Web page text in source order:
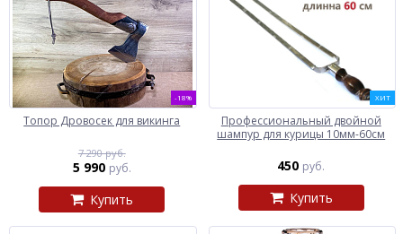
-18%
Топор Дровосек для викинга
7 290 руб.
5 990 руб.
Купить
ХИТ
Профессиональный двойной
шампур для курицы 10мм-60см
450 руб.
Купить